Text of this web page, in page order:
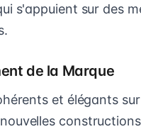
s'appuient sur des
de la Marque
et élégants
constructions